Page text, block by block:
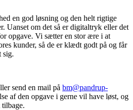
en god løsning og den helt rigtige
Uanset om det så er digitaltryk eller det
opgave. Vi sætter en stor ære i at
kunder, så de er klædt godt på og får
sig.
send en mail på bm@pandrup-
af den opgave i gerne vil have løst, og